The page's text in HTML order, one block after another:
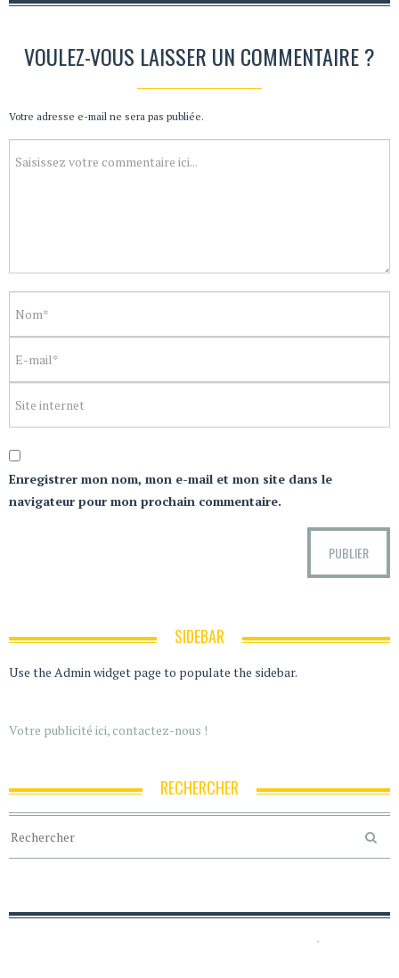
VOULEZ-VOUS LAISSER UN COMMENTAIRE ?
Votre adresse e-mail ne sera pas publiée.
Enregistrer mon nom, mon e-mail et mon site dans le
navigateur pour mon prochain commentaire.
SIDEBAR
Use the Admin widget page to populate the sidebar.
Votre publicité ici, contactez-nous !
RECHERCHER
POLITIQUE DE CONFIDENTIALITÉ